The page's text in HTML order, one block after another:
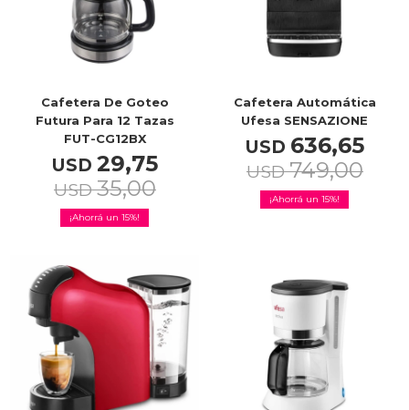
Cafetera De Goteo
Futura Para 12 Tazas
FUT-CG12BX
USD 29,75
USD 35,00
15
Cafetera Automática
Ufesa SENSAZIONE
USD 636,65
USD 749,00
15
Service